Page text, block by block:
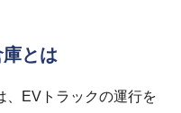
とは
、EVトラックの運行を